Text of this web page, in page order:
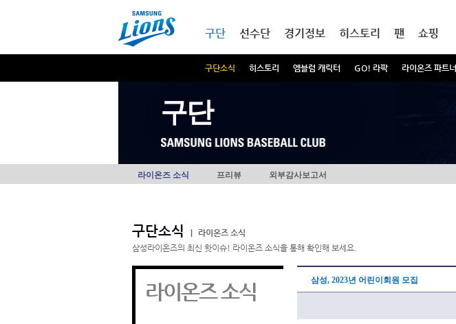
구단
구단소식 히스토리 엠블럼 캐릭터 GO! 라팍 라이온즈 파트너
선수단 경기정보 히스토리 팬 쇼핑
구단
라이온즈 소식 프리뷰 외부감사보고서
구단소식
라이온즈 소식
삼성라이온즈의 최신 핫이슈! 라이온즈 소식을 통해 확인해 보세요.
라이온즈 소식 삼성, 2023년 어린이회원 모집